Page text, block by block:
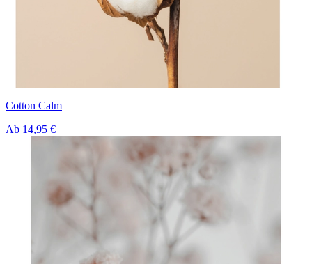
Cotton Calm
Ab 14,95 €